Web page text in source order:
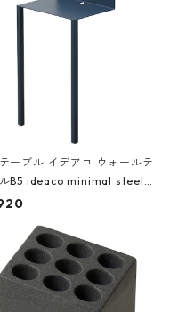
ーブル イデアコ ウォールテ
B5 ideaco minimal steel f
WALL Table B5 ネイビー